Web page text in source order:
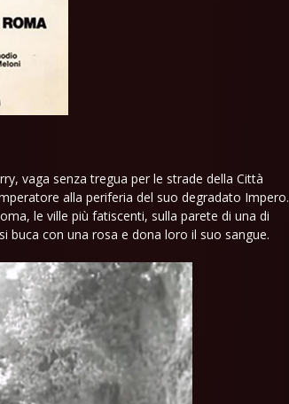
vaga senza tregua per le strade della Città
alla periferia del suo degradato Impero.
le ville più fatiscenti, sulla parete di una di
buca con una rosa e dona loro il suo sangue.